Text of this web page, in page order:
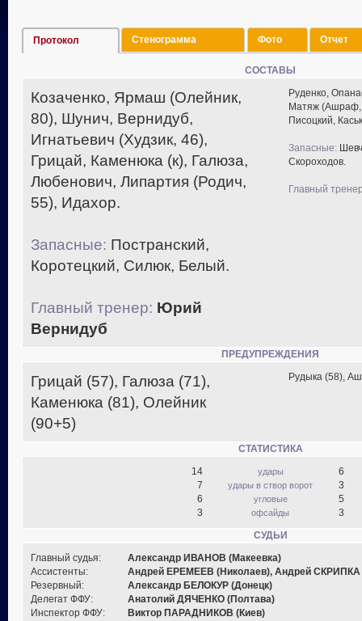
Протокол Стенограмма Фото Отчет
СОСТАВЫ
Козаченко, Ярмаш (Олейник,
80), Шунич, Вернидуб,
Игнатьевич (Худзик, 46),
Грицай, Каменюка (к), Галюза,
Любенович, Липартия (Родич,
55), Идахор.
Запасные: Постранский,
Коротецкий, Силюк, Белый.
Главный тренер: Юрий
Вернидуб
Руденко,
Матяж (Ашраф,
Писоцкий,
Запасные:
Скороходов.
Главный
ПРЕДУПРЕЖДЕНИЯ
Грицай (57), Галюза (71),
Каменюка (81), Олейник
(90+5)
Рудыка (58),
СТАТИСТИКА
14
7
6
3
удары
удары в створ ворот
угловые
офсайды
6
3
5
3
СУДЬИ
Главный судья:
Ассистенты:
Резервный:
Делегат ФФУ:
Инспектор ФФУ:
Александр ИВАНОВ (Макеевка)
Андрей ЕРЕМЕЕВ (Николаев), Андрей СКРИПКА
Александр БЕЛОКУР (Донецк)
Анатолий ДЯЧЕНКО (Полтава)
Виктор ПАРАДНИКОВ (Киев)